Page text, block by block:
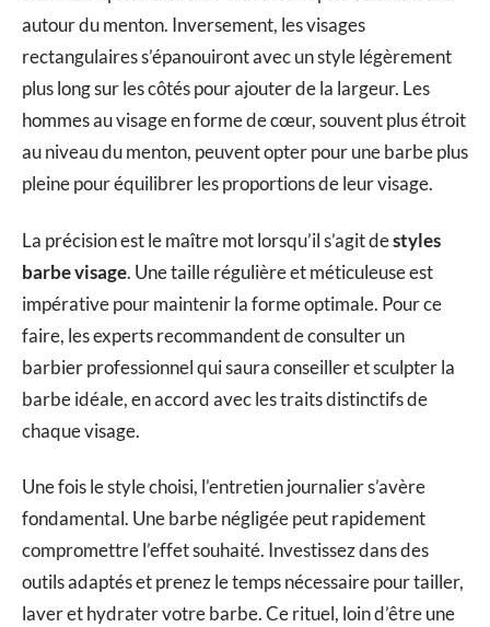
autour du menton. Inversement, les visages
rectangulaires s’épanouiront avec un style légèrement
plus long sur les côtés pour ajouter de la largeur. Les
hommes au visage en forme de cœur, souvent plus étroit
au niveau du menton, peuvent opter pour une barbe plus
pleine pour équilibrer les proportions de leur visage.
La précision est le maître mot lorsqu’il s’agit destyles
barbe visage. Une taille régulière et méticuleuse est
impérative pour maintenir la forme optimale. Pour ce
faire, les experts recommandent de consulter un
barbier professionnel qui saura conseiller et sculpter la
barbe idéale, en accord avec les traits distinctifs de
chaque visage.
Une fois le style choisi, l’entretien journalier s’avère
fondamental. Une barbe négligée peut rapidement
compromettre l’effet souhaité. Investissez dans des
outils adaptés et prenez le temps nécessaire pour tailler,
laver et hydrater votre barbe. Ce rituel, loin d’être une